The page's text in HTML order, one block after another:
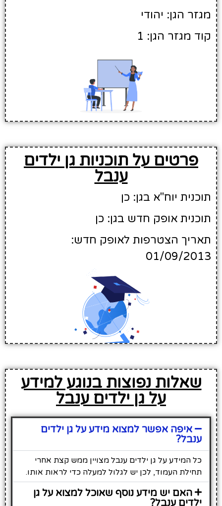
מגזר הגן: יהודי
קוד מגזר הגן: 1
פרטים על תוכניות גן ילדים
ענבל
תוכנית יוח"א בגן: כן
תוכנית אופק חדש בגן: כן
תאריך הצטרפות לאופק חדש:
01/09/2013
שאלות נפוצות בנוגע למידע
על גן ילדים ענבל
איפה אפשר למצוא מידע על גן ילדים
ענבל?
כל המידע על גן ילדים ענבל מצויין ממש קצת אחרי
תחילת העמוד, לכן יש לגלול למעלה כדי לראות אותו.
האם יש מידע נוסף שאוכל למצוא על גן
ילדים ענבל?